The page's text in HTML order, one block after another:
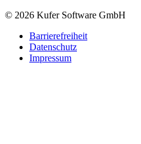
© 2026 Kufer Software GmbH
Barrierefreiheit
Datenschutz
Impressum